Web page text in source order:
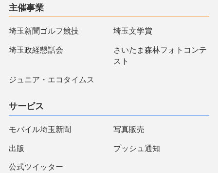
主催事業
埼玉新聞ゴルフ競技 埼玉文学賞
埼玉政経懇話会
さいたま森林フォトコンテ
スト
ジュニア・エコタイムス
サービス
モバイル埼玉新聞 写真販売
出版 プッシュ通知
公式ツイッター